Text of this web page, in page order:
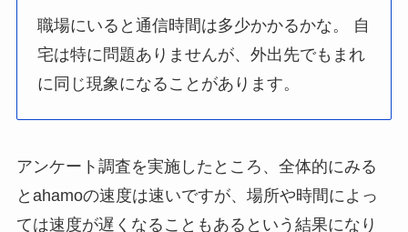
職場にいると通信時間は多少かかるかな。 自
宅は特に問題ありませんが、外出先でもまれ
に同じ現象になることがあります。
アンケート調査を実施したところ、全体的にみる
とahamoの速度は速いですが、場所や時間によっ
ては速度が遅くなることもあるという結果になり